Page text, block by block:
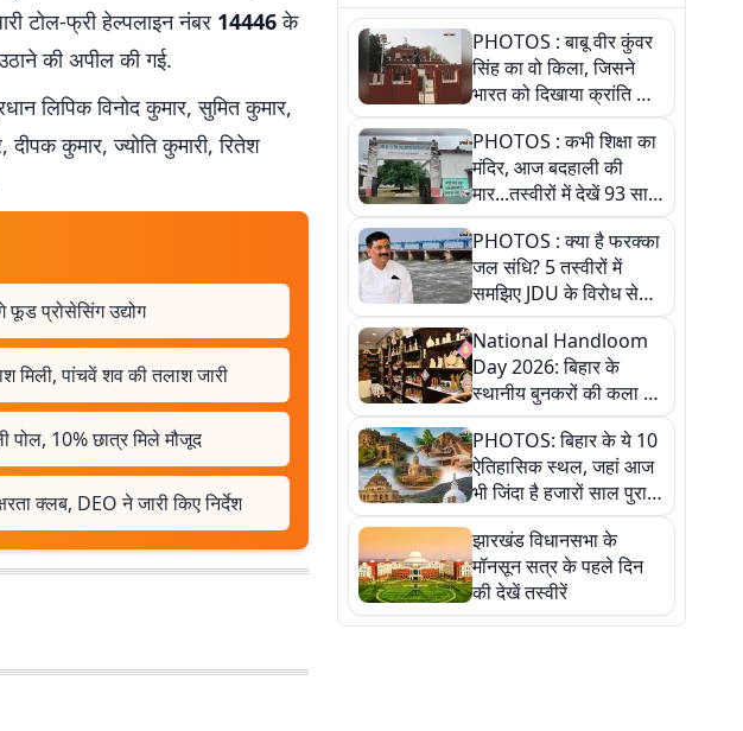
टोल-फ्री हेल्पलाइन नंबर 14446के
की अपील की गई.
लिपिक विनोद कुमार, सुमित कुमार,
कुमार, ज्योति कुमारी, रितेश
फूड प्रोसेसिंग उद्योग
मिली, पांचवें शव की तलाश जारी
पोल, 10% छात्र मिले मौजूद
क्लब, DEO ने जारी किए निर्देश
PHOTOS : बाबू वीर कुंवर
सिंह का वो किला, जिसने
भारत को दिखाया क्रांति का
रास्ता: तस्वीरों में देखिए
PHOTOS : कभी शिक्षा का
मंदिर, आज बदहाली की
मार...तस्वीरों में देखें 93 साल
पुराने इस हाई स्कूल की
हकीकत
PHOTOS : क्या है फरक्का
जल संधि? 5 तस्वीरों में
समझिए JDU के विरोध से
लेकर बिहार पर असर तक
पूरी कहानी
National Handloom
Day 2026: बिहार के
स्थानीय बुनकरों की कला को
सलाम, तस्वीरों में देखें
हस्तकरघा की समृद्ध परंपरा
PHOTOS: बिहार के ये 10
ऐतिहासिक स्थल, जहां आज
भी जिंदा है हजारों साल पुराना
इतिहास, एक बार जरूर घूमिए
झारखंड विधानसभा के
मॉनसून सत्र के पहले दिन
की देखें तस्वीरें